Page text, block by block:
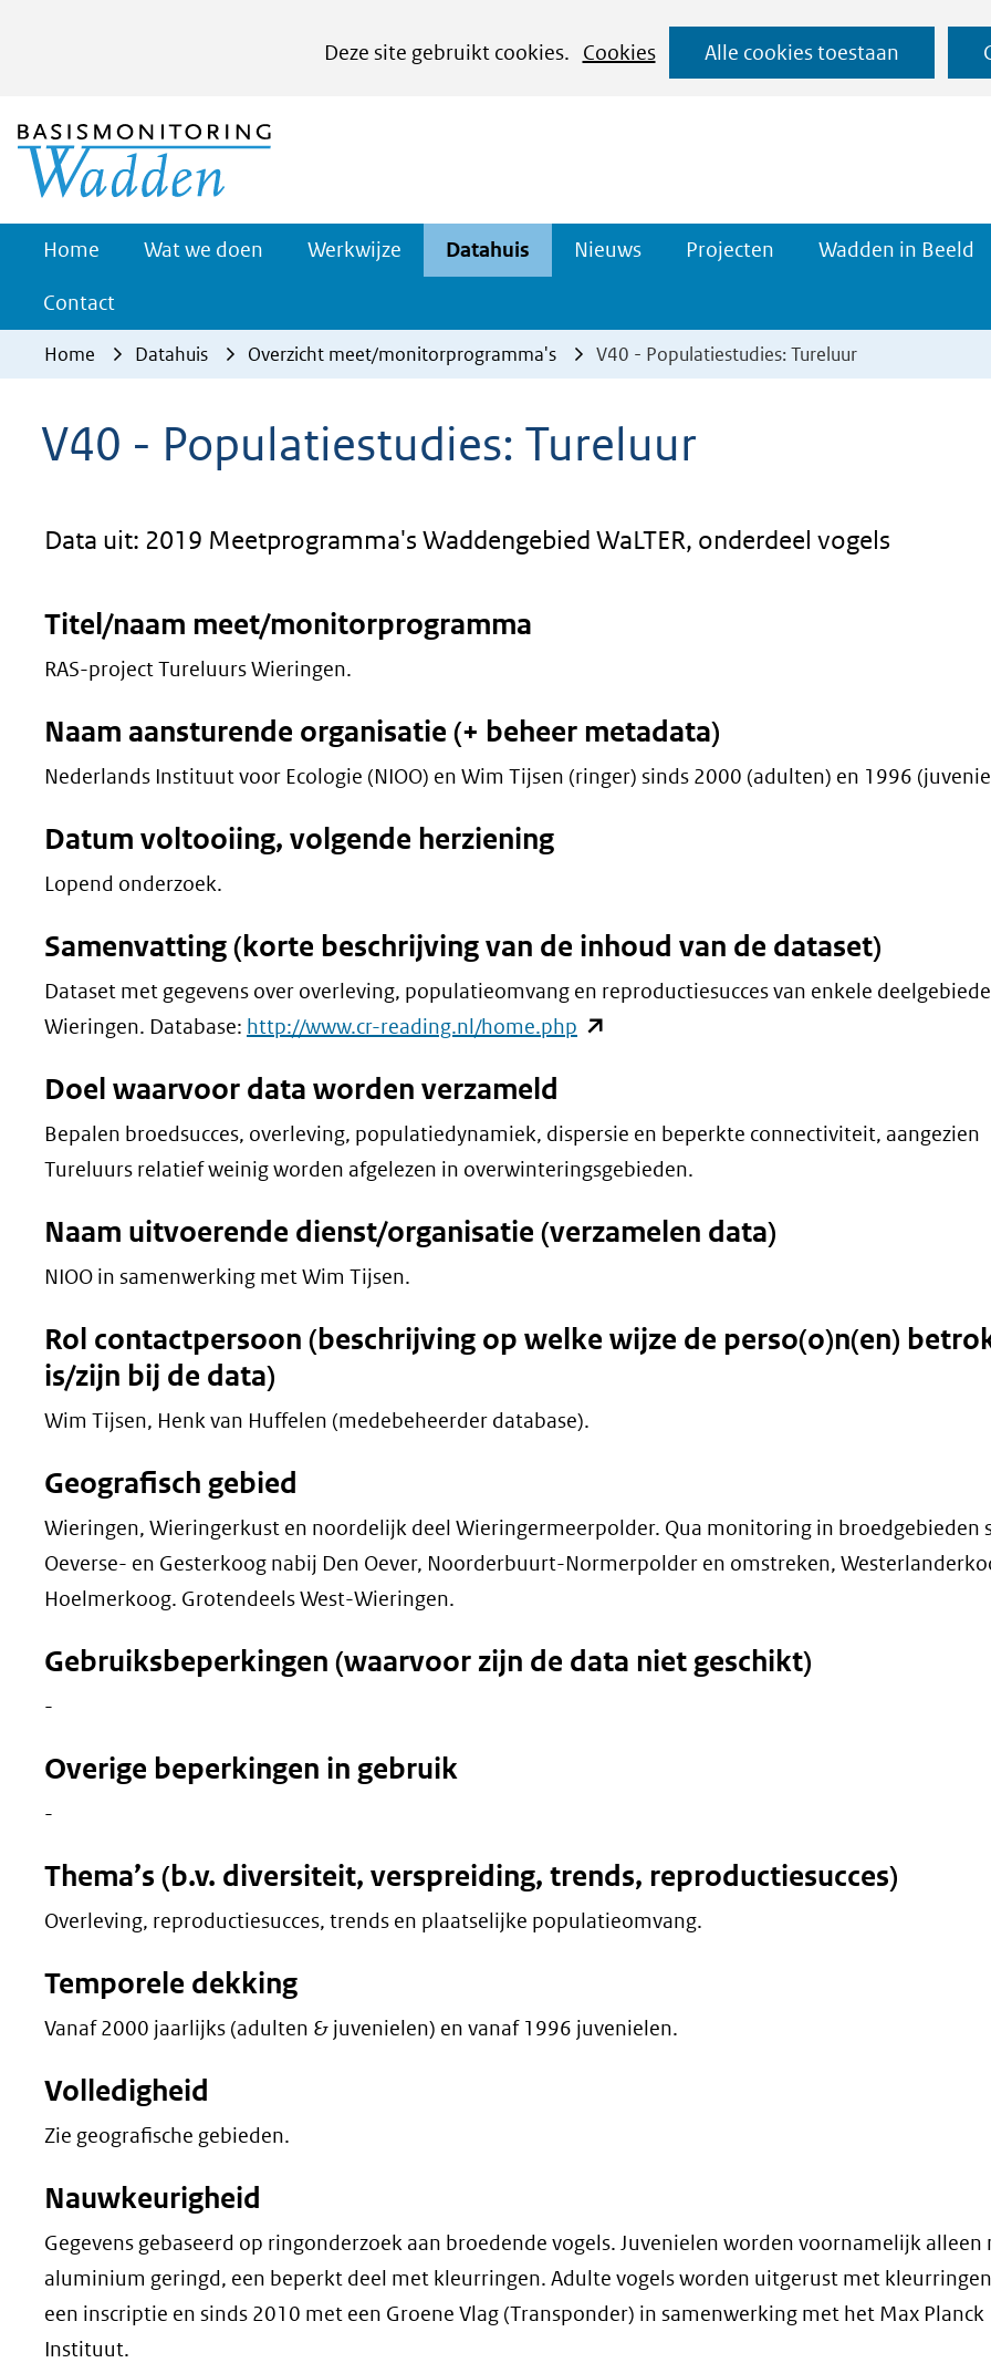
Deze site gebruikt cookies.
Cookies
kan
het
gebruik
deze
website
toegestaan
Alle cookies toestaan
Ga
naar
Home Wat we doen Werkwijze Werkwijze
Uitklappen
Datahuis Datahuis
Uitklappen
Nieuws Projecten Projecten
Uitklappen
Wadden in Beeld
Contact
Home Datahuis Overzicht meet/monitorprogramma's V40 - Populatiestudies: Tureluur
V40 - Populatiestudies: Tureluur
Data uit: 2019 Meetprogramma's Waddengebied WaLTER, onderdeel vogels
Titel/naam meet/monitorprogramma
RAS-project Tureluurs Wieringen.
Naam aansturende organisatie (+ beheer metadata)
Nederlands Instituut voor Ecologie (NIOO) en Wim Tijsen (ringer) sinds 2000 (adulten) en 1996
Datum voltooiing, volgende herziening
Lopend onderzoek.
Samenvatting (korte beschrijving van de inhoud van de dataset)
Dataset met gegevens over overleving, populatieomvang en reproductiesucces van enkele
Wieringen. Database: http://www.cr-reading.nl/home.php (opent
venster)
(verwijst
een
Doel waarvoor data worden verzameld
Bepalen broedsucces, overleving, populatiedynamiek, dispersie en beperkte connectiviteit, aangezien
Tureluurs relatief weinig worden afgelezen in overwinteringsgebieden.
Naam uitvoerende dienst/organisatie (verzamelen data)
NIOO in samenwerking met Wim Tijsen.
Rol contactpersoon (beschrijving op welke wijze de perso(o)n(en)
is/zijn bij de data)
Wim Tijsen, Henk van Huffelen (medebeheerder database).
Geografisch gebied
Wieringen, Wieringerkust en noordelijk deel Wieringermeerpolder. Qua monitoring in broedgebieden
Oeverse- en Gesterkoog nabij Den Oever, Noorderbuurt-Normerpolder en omstreken,
Hoelmerkoog. Grotendeels West-Wieringen.
Gebruiksbeperkingen (waarvoor zijn de data niet geschikt)
-
Overige beperkingen in gebruik
-
Thema’s (b.v. diversiteit, verspreiding, trends, reproductiesucces)
Overleving, reproductiesucces, trends en plaatselijke populatieomvang.
Temporele dekking
Vanaf 2000 jaarlijks (adulten & juvenielen) en vanaf 1996 juvenielen.
Volledigheid
Zie geografische gebieden.
Nauwkeurigheid
Gegevens gebaseerd op ringonderzoek aan broedende vogels. Juvenielen worden voornamelijk alleen
aluminium geringd, een beperkt deel met kleurringen. Adulte vogels worden uitgerust met
een inscriptie en sinds 2010 met een Groene Vlag (Transponder) in samenwerking met het Max Planck
Instituut.